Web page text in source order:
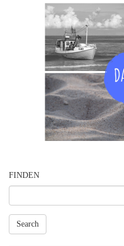
FINDEN
Search